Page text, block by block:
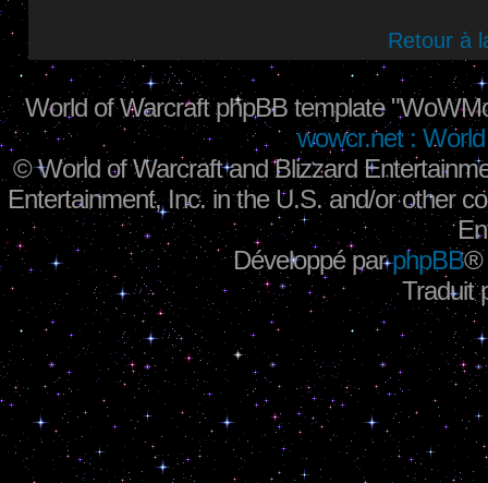
Retour à
World of Warcraft phpBB template
wowcr.net :
©World of Warcraft and Blizzard
Entertainment, Inc. in the U.S. and/or other
Développé parphpBB®
Traduit